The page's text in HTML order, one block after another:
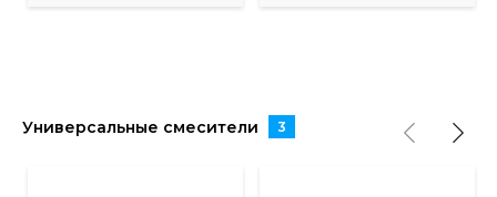
Универсальные смесители 3